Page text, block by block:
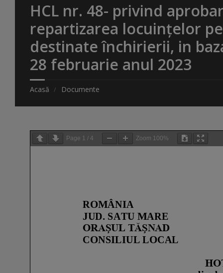
HCL nr. 48- privind
repartizarea locuințelor
destinate închirierii, in
28 februarie anul 2023
Acasă Documente
Page 1 / 4 Zoom 100%